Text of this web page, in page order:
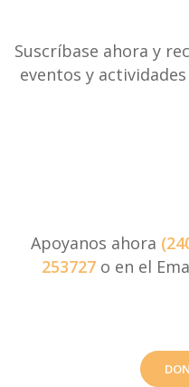
Suscríbase ahora y
eventos y
Apoyanos ahora
253727o en el